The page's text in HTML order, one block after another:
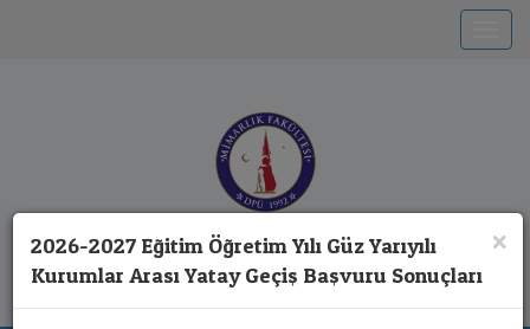
Mimarlık Fakültesi
×
2026-2027 Eğitim Öğretim Yılı Güz Yarıyılı
Kurumlar Arası Yatay Geçiş Başvuru Sonuçları